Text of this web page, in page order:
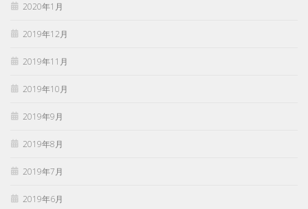
2020年1月
2019年12月
2019年11月
2019年10月
2019年9月
2019年8月
2019年7月
2019年6月